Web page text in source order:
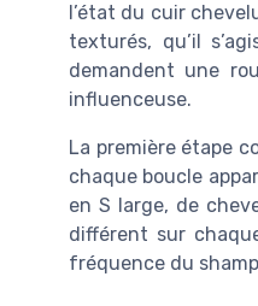
l’état du cuir
texturés, qu’il
demandent une
influenceuse.
La première étape
chaque boucle
en S large, de
différent sur
fréquence du